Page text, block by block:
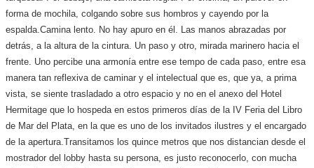
forma de mochila, colgando sobre sus hombros y cayendo por la
espalda.Camina lento. No hay apuro en él. Las manos abrazadas por
detrás, a la altura de la cintura. Un paso y otro, mirada marinero hacia el
frente. Uno percibe una armonía entre ese tempo de cada paso, entre esa
manera tan reflexiva de caminar y el intelectual que es, que ya, a prima
vista, se siente trasladado a otro espacio y no en el anexo del Hotel
Hermitage que lo hospeda en estos primeros días de la IV Feria del Libro
de Mar del Plata, en la que es uno de los invitados ilustres y el encargado
de la apertura.Transitamos los quince metros que nos distancian desde el
mostrador del lobby hasta su persona, es justo reconocerlo, con mucha